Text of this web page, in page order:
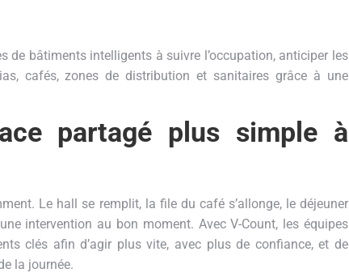
de bâtiments intelligents à suivre l’occupation, anticiper les
cafés, zones de distribution et sanitaires grâce à une
partagé plus simple à
Le hall se remplit, la file du café s’allonge, le déjeuner
intervention au bon moment. Avec V-Count, les équipes
clés afin d’agir plus vite, avec plus de confiance, et de
la journée.